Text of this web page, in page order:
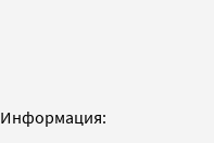
Информация: